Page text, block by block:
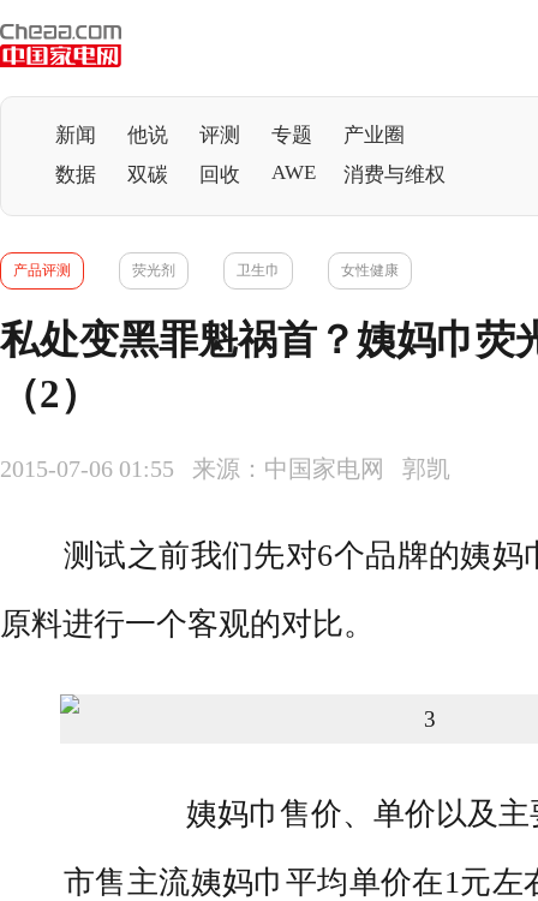
新闻 他说 评测 专题
产业圈
数据
双碳 回收 AWE 消费与维权
产品评测 荧光剂 卫生巾 女性健康
私处变黑罪魁祸首？姨妈巾荧
（2）
2015-07-06 01:55 来源：中国家电网 郭凯
测试之前我们先对6个品牌的姨妈
原料进行一个客观的对比。
姨妈巾售价、单价以及主
市售主流姨妈巾平均单价在1元左